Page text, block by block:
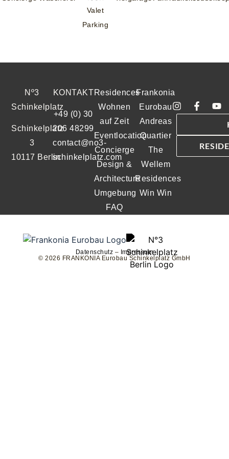
Valet
Parking
Nº3
Schinkelplatz
Schinkelplatz
3
10117 Berlin
KONTAKT
+49 (0) 30
206 48299
contact@no3-
schinkelplatz.com
Residences
Wohnen
auf Zeit
Eventlocation
Concierge
Design &
Architecture
Umgebung
FAQ
Frankonia
Eurobau
Andreas
Quartier
The
Wellem
Residences
Win Win
Datenschutz – Impressum
© 2026 FRANKONIA Eurobau Schinkelplatz GmbH